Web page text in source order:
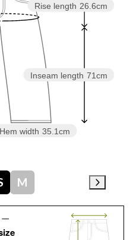
Inseam length 71cm
Rise length 26.6cm
Hem width 35.1cm
M